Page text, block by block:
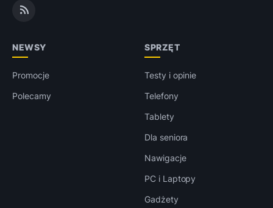
NEWSY
Promocje
Polecamy
SPRZĘT
Testy i opinie
Telefony
Tablety
Dla seniora
Nawigacje
PC i Laptopy
Gadżety